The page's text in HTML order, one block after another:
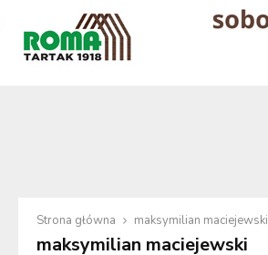
Strona główna maksymilian maciejewski
maksymilian maciejewski